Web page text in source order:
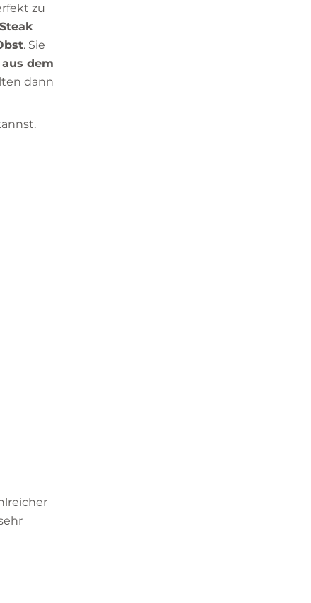
zu
Steak
. Sie
dem
dann